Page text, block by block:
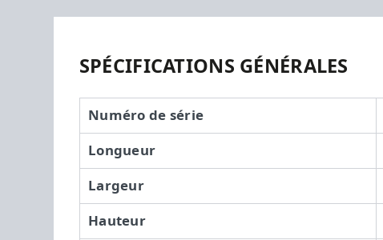
SPÉCIFICATIONS GÉNÉRALES
Numéro de série
Longueur
Largeur
Hauteur